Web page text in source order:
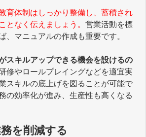
育体制はしっかり整備し、蓄積され
となく伝えましょう。 営業活動を標
、マニュアルの作成も重要です。
スキルアップできる機会を設けるの
修やロールプレイングなどを適宜実
スキルの底上げを図ることが可能で
の効率化が進み、生産性も高くなる
を削減する